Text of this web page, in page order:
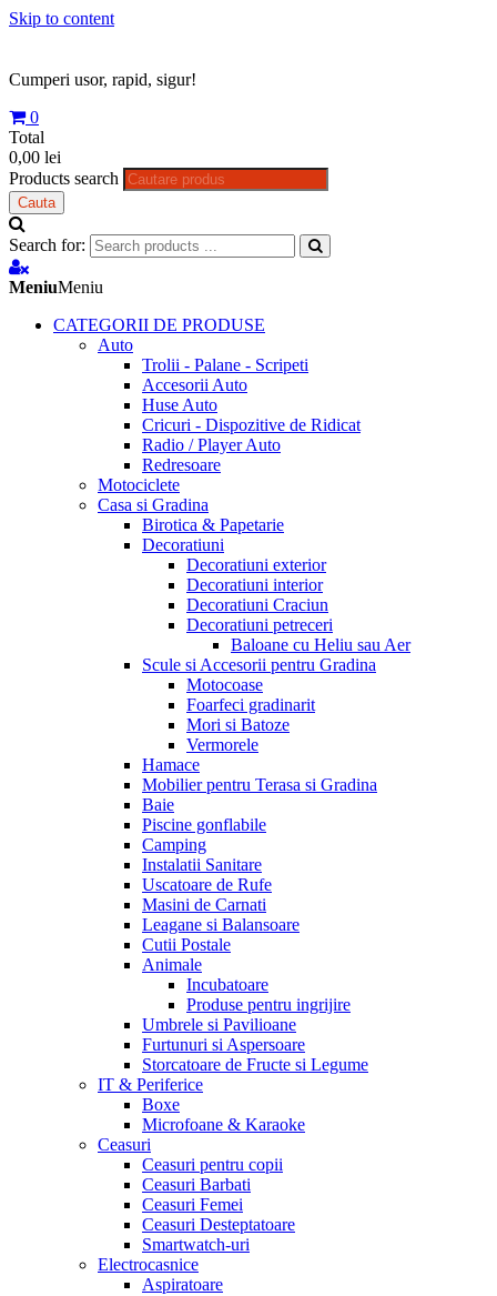
Skip to content
Cumperi usor, rapid, sigur!
0
Total
0,00 lei
Products search
Cauta
Search for:
MeniuMeniu
CATEGORII DE PRODUSE
Auto
Trolii - Palane - Scripeti
Accesorii Auto
Huse Auto
Cricuri - Dispozitive de Ridicat
Radio / Player Auto
Redresoare
Motociclete
Casa si Gradina
Birotica & Papetarie
Decoratiuni
Decoratiuni exterior
Decoratiuni interior
Decoratiuni Craciun
Decoratiuni petreceri
Baloane cu Heliu sau Aer
Scule si Accesorii pentru Gradina
Motocoase
Foarfeci gradinarit
Mori si Batoze
Vermorele
Hamace
Mobilier pentru Terasa si Gradina
Baie
Piscine gonflabile
Camping
Instalatii Sanitare
Uscatoare de Rufe
Masini de Carnati
Leagane si Balansoare
Cutii Postale
Animale
Incubatoare
Produse pentru ingrijire
Umbrele si Pavilioane
Furtunuri si Aspersoare
Storcatoare de Fructe si Legume
IT & Periferice
Boxe
Microfoane & Karaoke
Ceasuri
Ceasuri pentru copii
Ceasuri Barbati
Ceasuri Femei
Ceasuri Desteptatoare
Smartwatch-uri
Electrocasnice
Aspiratoare